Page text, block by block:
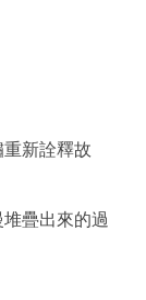
新詮釋故
疊出來的過